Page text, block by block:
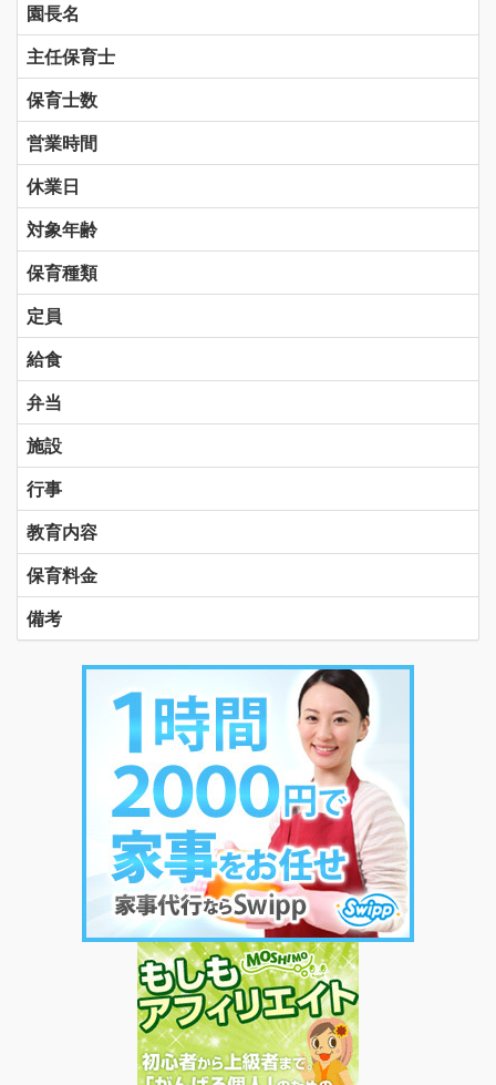
園長名
主任保育士
保育士数
営業時間
休業日
対象年齢
保育種類
定員
給食
弁当
施設
行事
教育内容
保育料金
備考